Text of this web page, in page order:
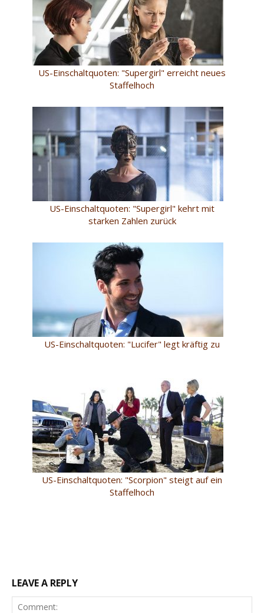
US-Einschaltquoten: "Supergirl" erreicht neues
Staffelhoch
US-Einschaltquoten: "Supergirl" kehrt mit
starken Zahlen zurück
US-Einschaltquoten: "Lucifer" legt kräftig zu
US-Einschaltquoten: "Scorpion" steigt auf ein
Staffelhoch
LEAVE A REPLY